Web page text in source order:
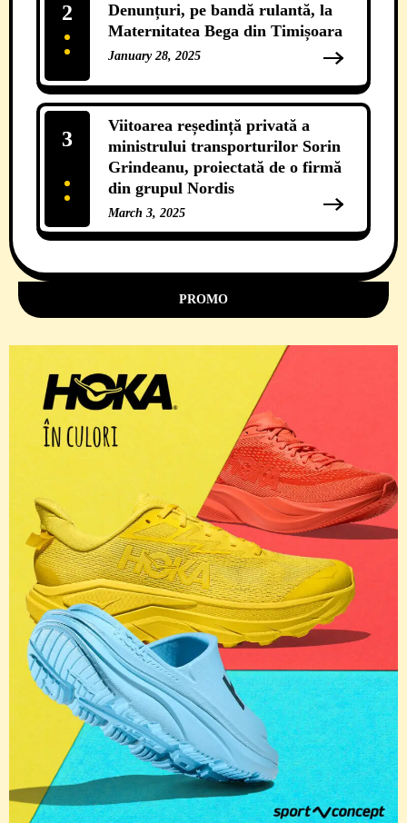
Denunțuri, pe bandă rulantă, la
Maternitatea Bega din Timișoara
January 28, 2025
2
Viitoarea reședință privată a
ministrului transporturilor Sorin
Grindeanu, proiectată de o firmă
din grupul Nordis
March 3, 2025
11 Comments
3
PROMO